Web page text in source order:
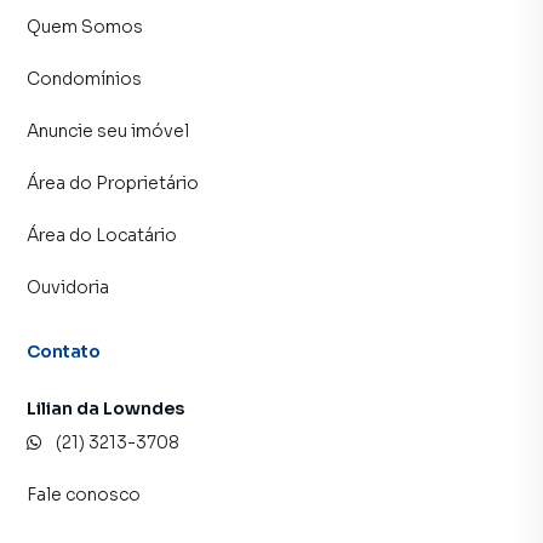
inquilinos.
Quem Somos
Condomínios
Anuncie seu imóvel
Área do Proprietário
Área do Locatário
Ouvidoria
Contato
Lilian da Lowndes
(21) 3213-3708
Fale conosco